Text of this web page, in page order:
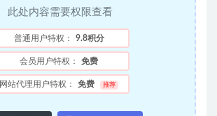
此处内容需要权限查看
普通用户特权： 9.8积分
会员用户特权： 免费
网站代理用户特权： 免费 推荐